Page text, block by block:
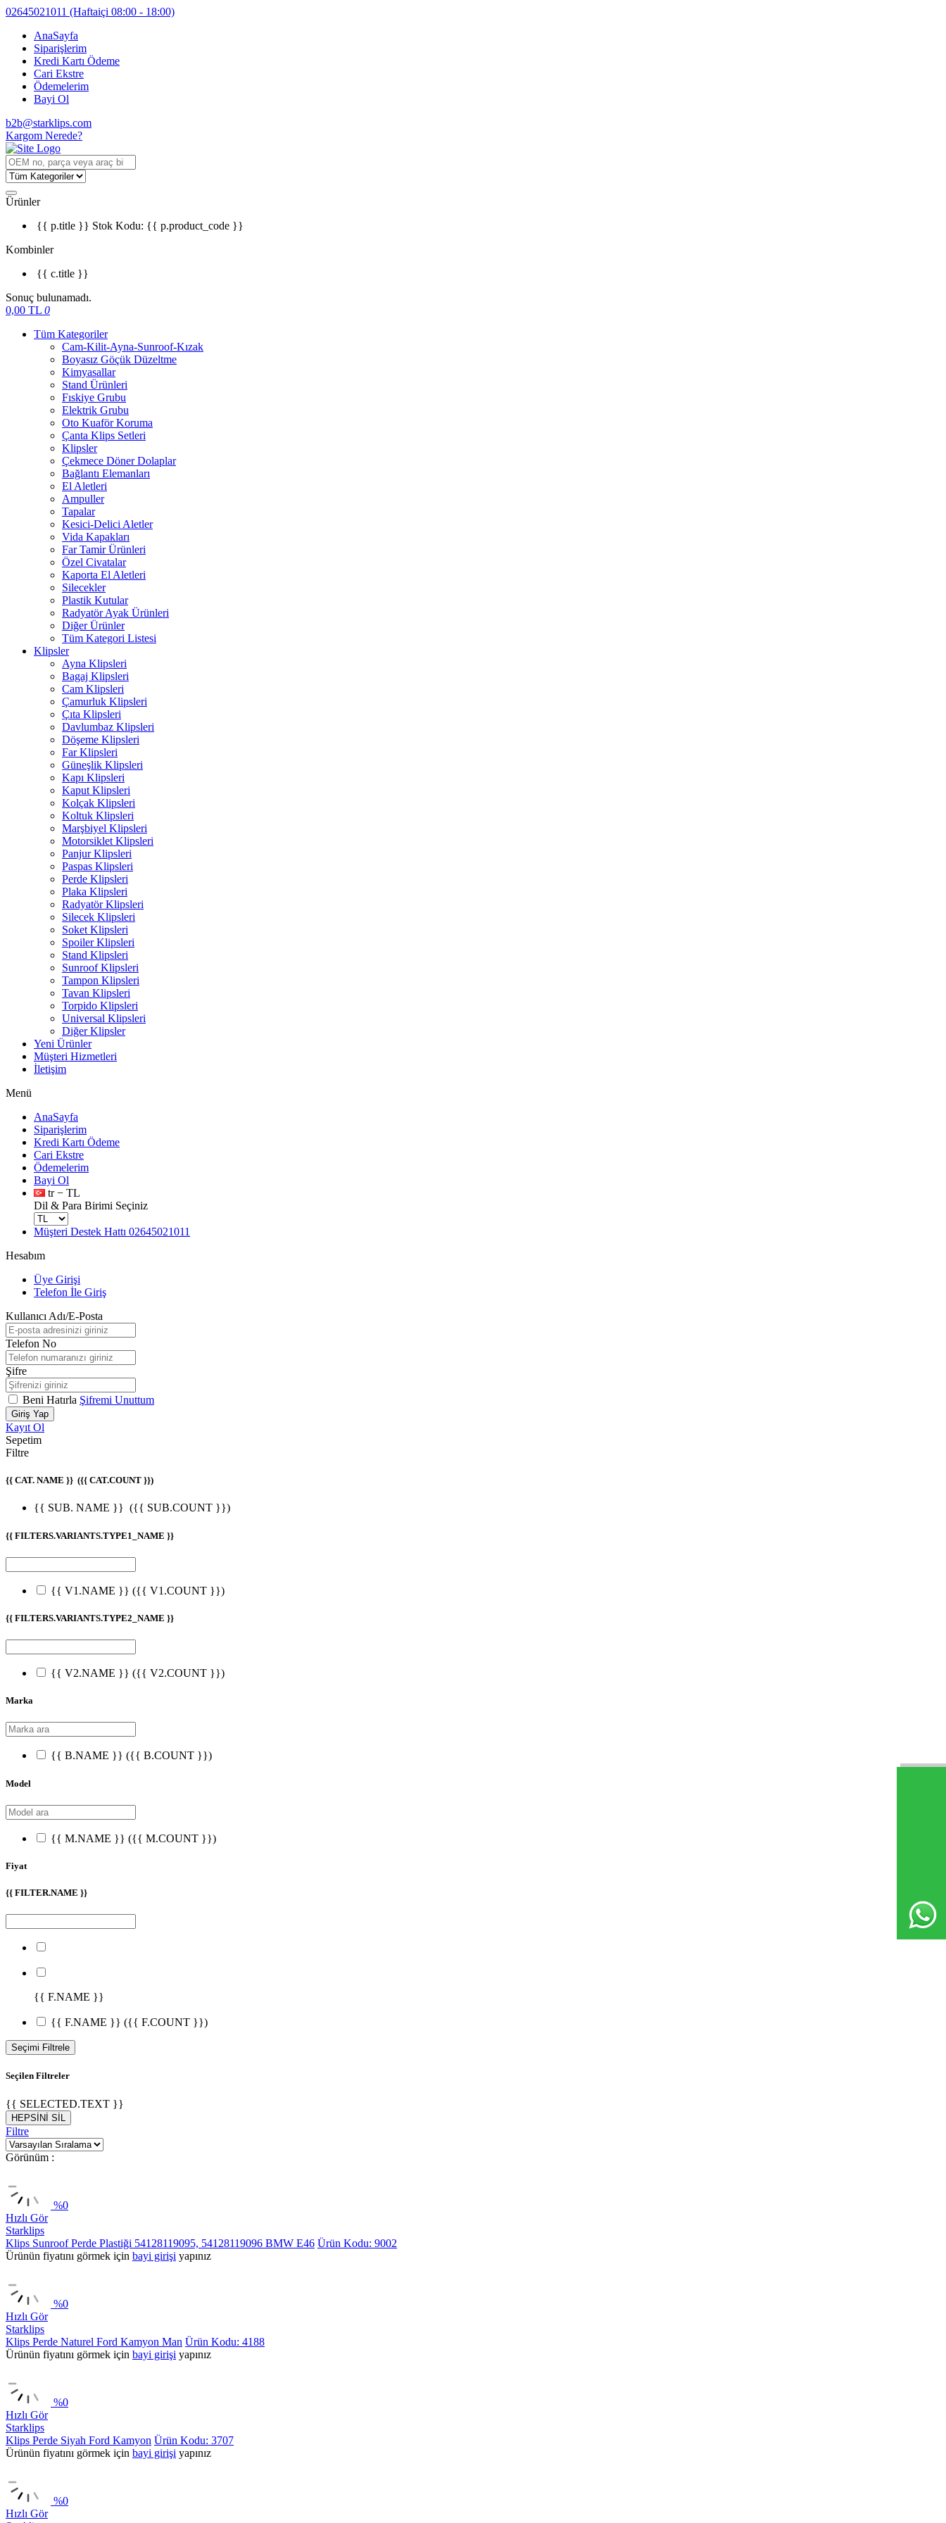
02645021011 (Haftaiçi 08:00 - 18:00)
AnaSayfa
Siparişlerim
Kredi Kartı Ödeme
Cari Ekstre
Ödemelerim
Bayi Ol
b2b@starklips.com
Kargom Nerede?
Ürünler
{{ p.title }} Stok Kodu: {{ p.product_code }}
Kombinler
{{ c.title }}
Sonuç bulunamadı.
0,00 TL 0
Tüm Kategoriler
Cam-Kilit-Ayna-Sunroof-Kızak
Boyasız Göçük Düzeltme
Kimyasallar
Stand Ürünleri
Fıskiye Grubu
Elektrik Grubu
Oto Kuaför Koruma
Çanta Klips Setleri
Klipsler
Çekmece Döner Dolaplar
Bağlantı Elemanları
El Aletleri
Ampuller
Tapalar
Kesici-Delici Aletler
Vida Kapakları
Far Tamir Ürünleri
Özel Civatalar
Kaporta El Aletleri
Silecekler
Plastik Kutular
Radyatör Ayak Ürünleri
Diğer Ürünler
Tüm Kategori Listesi
Klipsler
Ayna Klipsleri
Bagaj Klipsleri
Cam Klipsleri
Çamurluk Klipsleri
Çıta Klipsleri
Davlumbaz Klipsleri
Döşeme Klipsleri
Far Klipsleri
Güneşlik Klipsleri
Kapı Klipsleri
Kaput Klipsleri
Kolçak Klipsleri
Koltuk Klipsleri
Marşbiyel Klipsleri
Motorsiklet Klipsleri
Panjur Klipsleri
Paspas Klipsleri
Perde Klipsleri
Plaka Klipsleri
Radyatör Klipsleri
Silecek Klipsleri
Soket Klipsleri
Spoiler Klipsleri
Stand Klipsleri
Sunroof Klipsleri
Tampon Klipsleri
Tavan Klipsleri
Torpido Klipsleri
Universal Klipsleri
Diğer Klipsler
Yeni Ürünler
Müşteri Hizmetleri
İletişim
Menü
AnaSayfa
Siparişlerim
Kredi Kartı Ödeme
Cari Ekstre
Ödemelerim
Bayi Ol
tr − TL
Dil & Para Birimi Seçiniz
Müşteri Destek Hattı 02645021011
Hesabım
Üye Girişi
Telefon İle Giriş
Kullanıcı Adı/E-Posta
Telefon No
Şifre
Beni Hatırla Şifremi Unuttum
Giriş Yap
Kayıt Ol
Sepetim
Filtre
{{ CAT. NAME }} ({{ CAT.COUNT }})
{{ SUB. NAME }} ({{ SUB.COUNT }})
{{ FILTERS.VARIANTS.TYPE1_NAME }}
{{ V1.NAME }} ({{ V1.COUNT }})
{{ FILTERS.VARIANTS.TYPE2_NAME }}
{{ V2.NAME }} ({{ V2.COUNT }})
Marka
{{ B.NAME }} ({{ B.COUNT }})
Model
{{ M.NAME }} ({{ M.COUNT }})
Fiyat
{{ FILTER.NAME }}
{{ F.NAME }}
{{ F.NAME }} ({{ F.COUNT }})
Seçimi Filtrele
Seçilen Filtreler
{{ SELECTED.TEXT }}
HEPSİNİ SİL
Filtre
Görünüm :
%0
Hızlı Gör
Starklips
Klips Sunroof Perde Plastiği 54128119095, 54128119096 BMW E46 Ürün Kodu: 9002
Ürünün fiyatını görmek için bayi girişi yapınız
%0
Hızlı Gör
Starklips
Klips Perde Naturel Ford Kamyon Man Ürün Kodu: 4188
Ürünün fiyatını görmek için bayi girişi yapınız
%0
Hızlı Gör
Starklips
Klips Perde Siyah Ford Kamyon Ürün Kodu: 3707
Ürünün fiyatını görmek için bayi girişi yapınız
%0
Hızlı Gör